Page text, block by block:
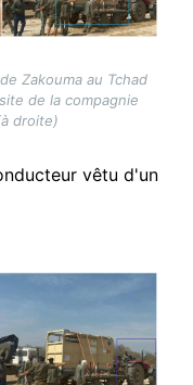
Zakouma au Tchad
de la compagnie
droite)
vêtu d'un